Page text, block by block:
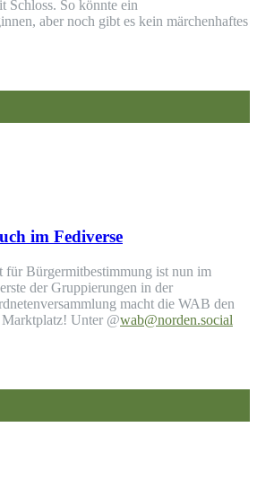
Schloss. So könnte ein
aber noch gibt es kein märchenhaftes
im Fediverse
für Bürgermitbestimmung ist nun im
der Gruppierungen in der
macht die WAB den
Marktplatz! Unter @wab@norden.social